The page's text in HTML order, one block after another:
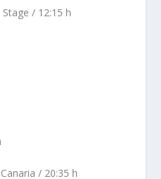
/ 12:15 h
Canaria / 20:35 h